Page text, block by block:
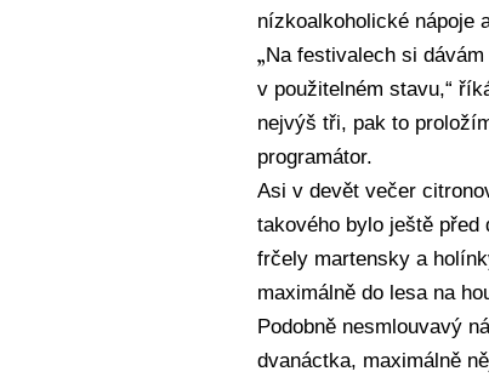
nízkoalkoholické nápoje
„Na festivalech si
v použitelném stavu,“
nejvýš tři, pak to
programátor.
Asi v devět večer
takového bylo ještě před
frčely martensky a
maximálně do lesa na
Podobně nesmlouvavý
dvanáctka, maximálně